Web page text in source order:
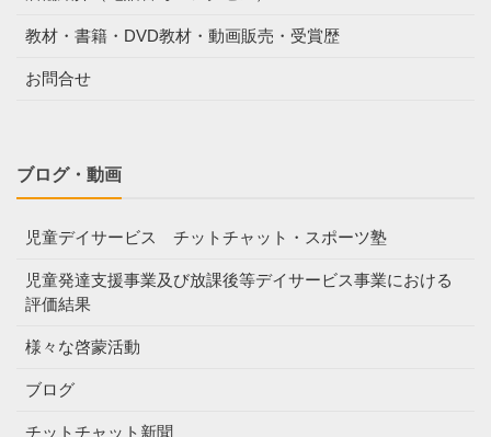
教材・書籍・DVD教材・動画販売・受賞歴
お問合せ
ブログ・動画
児童デイサービス チットチャット・スポーツ塾
児童発達支援事業及び放課後等デイサービス事業における
評価結果
様々な啓蒙活動
ブログ
チットチャット新聞